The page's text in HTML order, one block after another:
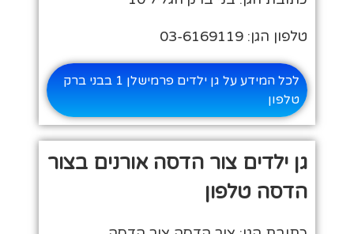
טלפון הגן: 03-6169119
לכל המידע על גן ילדים פרמישלן 1 בבני ברק
טלפון
גן ילדים צור הדסה אורנים בצור
הדסה טלפון